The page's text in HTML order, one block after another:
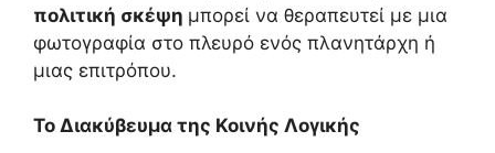
πολιτική σκέψη μπορεί να θεραπευτεί με μια
φωτογραφία στο πλευρό ενός πλανητάρχη ή
μιας επιτρόπου.
Το Διακύβευμα της Κοινής Λογικής